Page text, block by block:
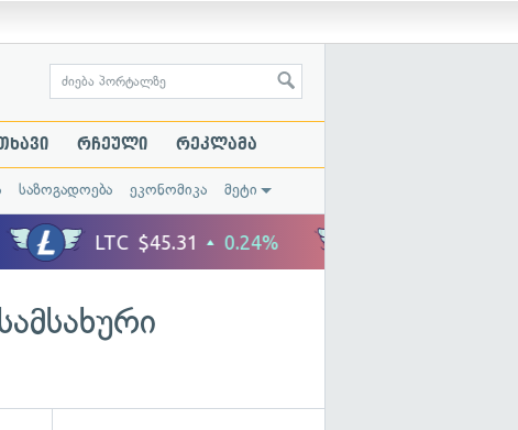
რჩეული რეკლამა
საზოგადოება ეკონომიკა მეტი